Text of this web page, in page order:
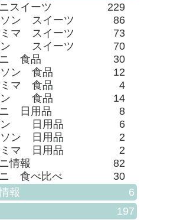
スイーツ
229
ソン スイーツ
86
ミマ スイーツ
73
ン スイーツ
70
ニ 食品
30
ソン 食品
12
ミマ 食品
4
ン 食品
14
日用品
8
ン 日用品
6
ソン 日用品
2
ミマ 日用品
2
情報
82
食べ比べ
30
報
6
197